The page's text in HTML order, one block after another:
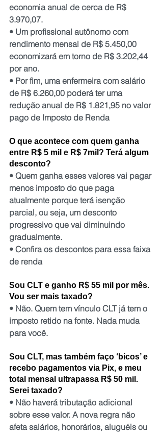
economia anual de cerca de R$
3.970,07.
• Um profissional autônomo com
rendimento mensal de R$ 5.450,00
economizará em torno de R$ 3.202,44
por ano.
• Por fim, uma enfermeira com salário
de R$ 6.260,00 poderá ter uma
redução anual de R$ 1.821,95 no valor
pago de Imposto de Renda
O que acontece com quem ganha
entre R$ 5 mil e R$ 7mil? Terá algum
desconto?
• Quem ganha esses valores vai pagar
menos imposto do que paga
atualmente porque terá isenção
parcial, ou seja, um desconto
progressivo que vai diminuindo
gradualmente.
• Confira os descontos para essa faixa
de renda
Sou CLT e ganho R$ 55 mil por mês.
Vou ser mais taxado?
• Não. Quem tem vínculo CLT já tem o
imposto retido na fonte. Nada muda
para você.
Sou CLT, mas também faço ‘bicos’ e
recebo pagamentos via Pix, e meu
total mensal ultrapassa R$ 50 mil.
Serei taxado?
• Não haverá tributação adicional
sobre esse valor. A nova regra não
afeta salários, honorários, aluguéis ou